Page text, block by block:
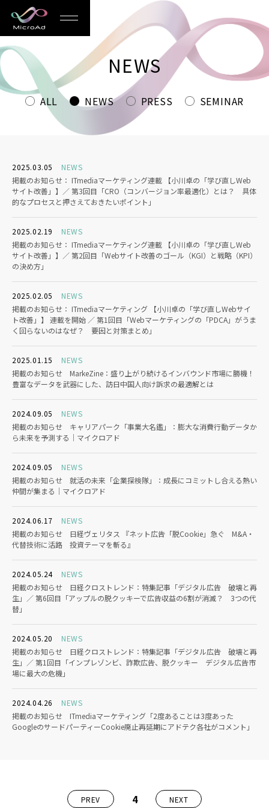
MicroAd
-
Redesigning
the
Future
NEWS
ALL NEWS PRESS SEMINAR
2025.03.05
NEWS
掲載のお知らせ： ITmediaマーケティング連載 【小川卓の「学び直しWeb
サイト改善」】／ 第3回目「CRO（コンバージョン率最適化）とは？ 具体
的なプロセスと押さえておきたいポイント」
2025.02.19
NEWS
掲載のお知らせ： ITmediaマーケティング連載 【小川卓の「学び直しWeb
サイト改善」】／ 第2回目「Webサイト改善のゴール（KGI）と戦略（KPI）
の決め方」
2025.02.05
NEWS
掲載のお知らせ： ITmediaマーケティング 【小川卓の「学び直しWebサイ
ト改善」】 連載を開始 ／ 第1回目「Webマーケティングの「PDCA」がうま
く回らないのはなぜ？ 要因と対策まとめ」
2025.01.15
NEWS
掲載のお知らせ MarkeZine：盛り上がり続けるインバウンド市場に勝機！
豊富なデータを武器にした、訪日中国人向け訴求の最適解とは
2024.09.05
NEWS
掲載のお知らせ キャリアパーク「事業大名鑑」：膨大な消費行動データか
ら未来を予測する｜マイクロアド
2024.09.05
NEWS
掲載のお知らせ 就活の未来「企業探検隊」：成長にコミットし合える熱い
仲間が集まる｜マイクロアド
2024.06.17
NEWS
掲載のお知らせ 日経ヴェリタス 『ネット広告「脱Cookie」急ぐ M&A・
代替技術に活路 投資テーマを斬る』
2024.05.24
NEWS
掲載のお知らせ 日経クロストレンド：特集記事「デジタル広告 破壊と再
生」／ 第6回目「アップルの脱クッキーで広告収益の6割が消滅？ 3つの代
替」
2024.05.20
NEWS
掲載のお知らせ 日経クロストレンド：特集記事「デジタル広告 破壊と再
生」／ 第1回目「インプレゾンビ、詐欺広告、脱クッキー デジタル広告市
場に最大の危機」
2024.04.26
NEWS
掲載のお知らせ ITmediaマーケティング「2度あることは3度あった
GoogleのサードパーティーCookie廃止再延期にアドテク各社がコメント」
PREV 4 NEXT